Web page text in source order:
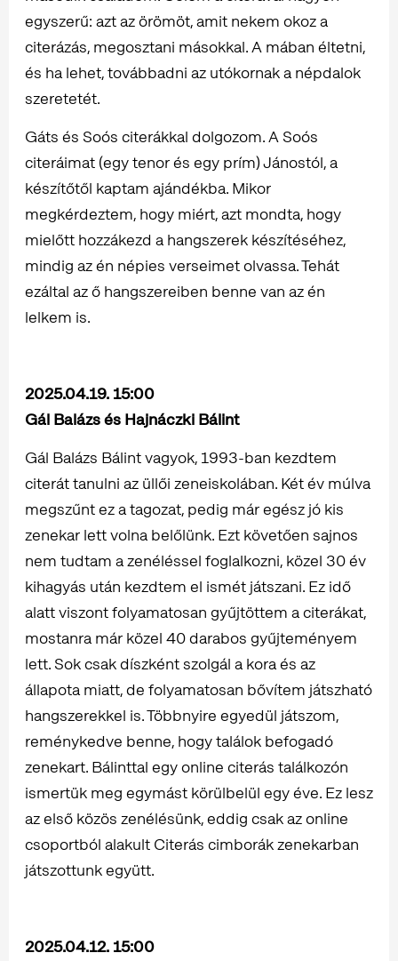
egyszerű: azt az örömöt, amit nekem okoz a
citerázás, megosztani másokkal. A mában éltetni,
és ha lehet, továbbadni az utókornak a népdalok
szeretetét.
Gáts és Soós citerákkal dolgozom. A Soós
citeráimat (egy tenor és egy prím) Jánostól, a
készítőtől kaptam ajándékba. Mikor
megkérdeztem, hogy miért, azt mondta, hogy
mielőtt hozzákezd a hangszerek készítéséhez,
mindig az én népies verseimet olvassa. Tehát
ezáltal az ő hangszereiben benne van az én
lelkem is.
2025.04.19. 15:00
Gál Balázs és Hajnáczki Bálint
Gál Balázs Bálint vagyok, 1993-ban kezdtem
citerát tanulni az üllői zeneiskolában. Két év múlva
megszűnt ez a tagozat, pedig már egész jó kis
zenekar lett volna belőlünk. Ezt követően sajnos
nem tudtam a zenéléssel foglalkozni, közel 30 év
kihagyás után kezdtem el ismét játszani. Ez idő
alatt viszont folyamatosan gyűjtöttem a citerákat,
mostanra már közel 40 darabos gyűjteményem
lett. Sok csak díszként szolgál a kora és az
állapota miatt, de folyamatosan bővítem játszható
hangszerekkel is. Többnyire egyedül játszom,
reménykedve benne, hogy találok befogadó
zenekart. Bálinttal egy online citerás találkozón
ismertük meg egymást körülbelül egy éve. Ez lesz
az első közös zenélésünk, eddig csak az online
csoportból alakult Citerás cimborák zenekarban
játszottunk együtt.
2025.04.12. 15:00